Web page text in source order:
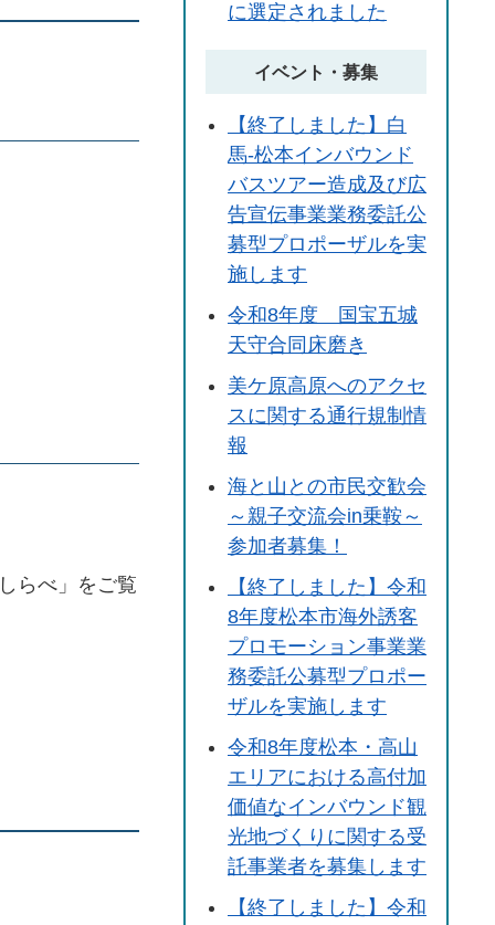
らべ」をご覧
に選定されました
イベント・募集
【終了しました】白
馬-松本インバウンド
バスツアー造成及び広
告宣伝事業業務委託公
募型プロポーザルを実
施します
令和8年度 国宝五城
天守合同床磨き
美ケ原高原へのアクセ
スに関する通行規制情
報
海と山との市民交歓会
～親子交流会in乗鞍～
参加者募集！
【終了しました】令和
8年度松本市海外誘客
プロモーション事業業
務委託公募型プロポー
ザルを実施します
令和8年度松本・高山
エリアにおける高付加
価値なインバウンド観
光地づくりに関する受
託事業者を募集します
【終了しました】令和